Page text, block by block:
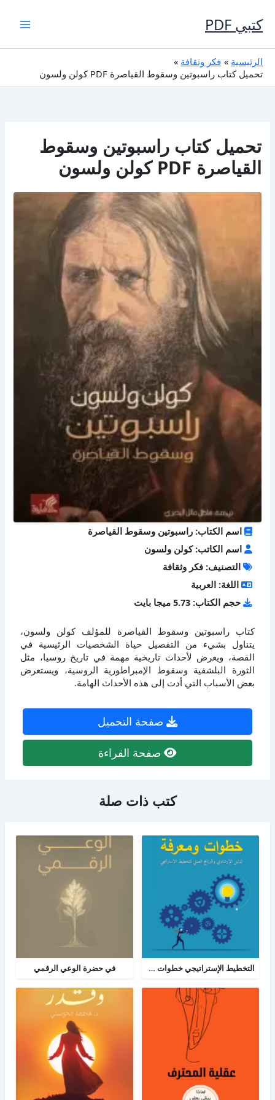
إلى
المحتوى
كتبي PDF
الرئيسية
فكر وثقافة
تحميل كتاب راسبوتين وسقوط القياصرة PDF كولن ولسون
تحميل كتاب راسبوتين وسقوط
القياصرة PDF كولن ولسون
اسم الكتاب: راسبوتين وسقوط القياصرة
اسم الكاتب: كولن ولسون
التصنيف: فكر وثقافة
اللغة: العربية
حجم الكتاب: 5.73 ميجا بايت
كتاب راسبوتين وسقوط القياصرة للمؤلف كولن ولسون،
يتناول بشيء من التفصيل حياة الشخصيات الرئيسية في
القصة، ويعرض لأحداث تاريخية مهمة في تاريخ روسيا، مثل
الثورة البلشفية وسقوط الإمبراطورية الروسية، ويستعرض
بعض الأسباب التي أدت إلى هذه الأحداث الهامة.
صفحة التحميل
صفحة القراءة
كتب ذات صلة
التخطيط الإستراتيجي خطوات ومعرفة: الدليل الإرشادي والبرنامج العملي للتخطيط في حضرة الوعي الرقمي